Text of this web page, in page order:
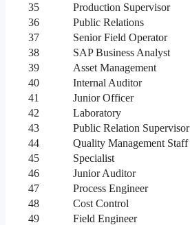
35
Production Supervisor
36
Public Relations
37
Senior Field Operator
38
SAP Business Analyst
39
Asset Management
40
Internal Auditor
41
Junior Officer
42
Laboratory
43
Public Relation Supervisor
44
Quality Management Staff
45
Specialist
46
Junior Auditor
47
Process Engineer
48
Cost Control
49
Field Engineer